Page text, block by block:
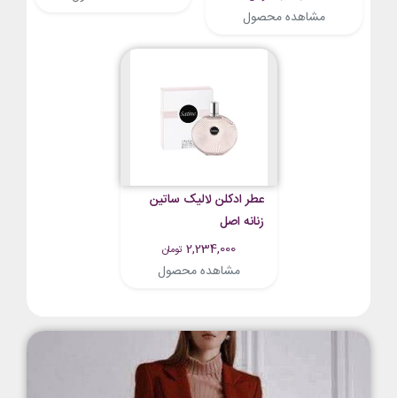
مشاهده محصول
عطر ادکلن لالیک ساتین
زنانه اصل
2,234,000 تومان
مشاهده محصول